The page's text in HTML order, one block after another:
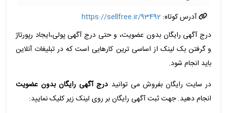
آدرس کوتاه:https://sellfree.ir/93492
درج آگهی رایگان بدون عضویت، و حتی درج آگهی پولی،ایجاد رپورتاژ
و گرفتن بک لینک از اساسی ترین کارهایی است که در تبلیغات آنلاین
باید انجام شود.
در سایت رایگان بفروش می توانید درج آگهی رایگان بدون عضویت
انجام دهید. جهت ثبت آگهی رایگان بر روی لینک زیر کلیک نمایید: